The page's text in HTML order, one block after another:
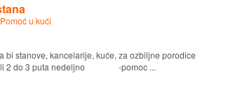
Pomoć u kući
bi stanove, kancelarije, kuće, za ozbiljne porodice
do 3 puta nedeljno -pomoc ...